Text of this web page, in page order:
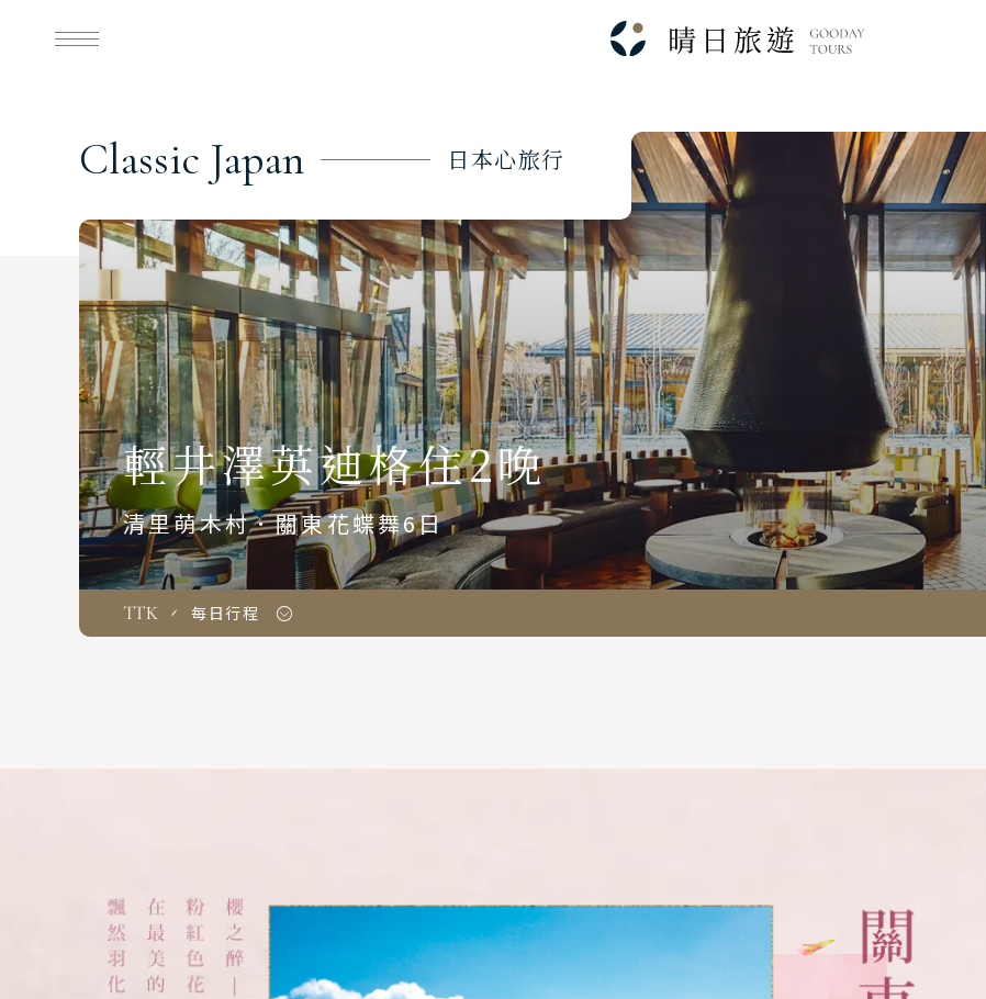
TTK
Classic Japan 日本心旅行
輕井澤英迪格住2晚
清里萌木村．關東花蝶舞6日
TTK 每日行程